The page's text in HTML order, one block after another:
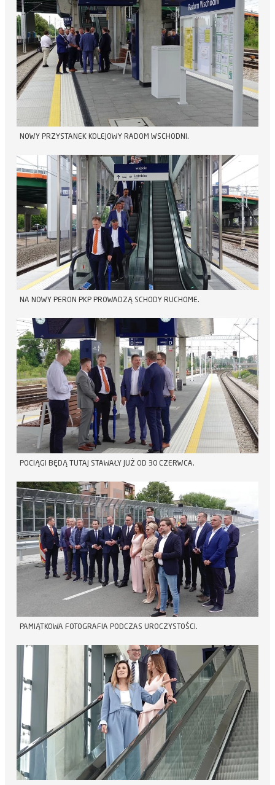
NOWY PRZYSTANEK KOLEJOWY RADOM WSCHODNI.
NA NOWY PERON PKP PROWADZĄ SCHODY RUCHOME.
POCIĄGI BĘDĄ TUTAJ STAWAŁY JUŻ OD 30 CZERWCA.
PAMIĄTKOWA FOTOGRAFIA PODCZAS UROCZYSTOŚCI.